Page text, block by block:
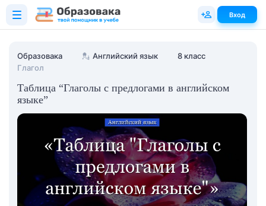
Образовака 💂 Английский язык
8 класс
Глагол
Таблица “Глаголы с предлогами в английском
языке”
Вход